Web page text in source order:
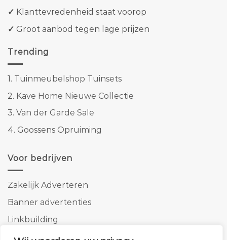
✓ Klanttevredenheid staat voorop
✓ Groot aanbod tegen lage prijzen
Trending
1. Tuinmeubelshop Tuinsets
2. Kave Home Nieuwe Collectie
3. Van der Garde Sale
4. Goossens Opruiming
Voor bedrijven
Zakelijk Adverteren
Banner advertenties
Linkbuilding
SEO copywriting